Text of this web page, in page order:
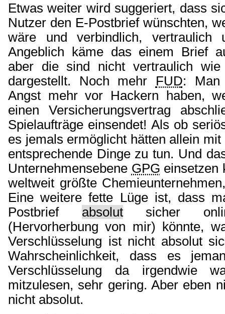
Etwas weiter wird suggeriert, dass
Nutzer den E-Postbrief wünschten,
wäre und verbindlich, vertraulich
Angeblich käme das einem Brief
aber die sind nicht vertraulich
dargestellt. Noch mehr FUD: Man
Angst mehr vor Hackern haben,
einen Versicherungsvertrag
Spielaufträge einsendet! Als ob
es jemals ermöglicht hätten allein
entsprechende Dinge zu tun. Und
Unternehmensebene GPG einsetzen
weltweit größte
Eine weitere fette Lüge ist, dass
Postbrief absolutsicher
(Hervorherbung von mir) könnte,
Verschlüsselung ist nicht absolut
Wahrscheinlichkeit, dass es
Verschlüsselung da irgendwie
mitzulesen, sehr gering. Aber eben
nicht absolut.